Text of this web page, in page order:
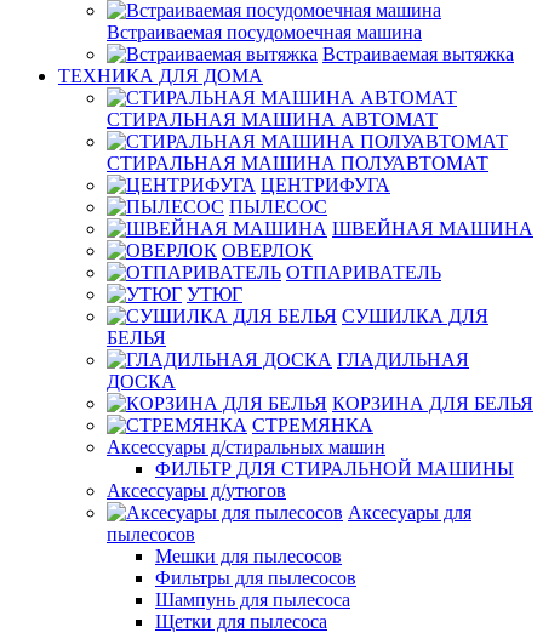
Встраиваемая посудомоечная машина
Встраиваемая вытяжка
ТЕХНИКА ДЛЯ ДОМА
СТИРАЛЬНАЯ МАШИНА АВТОМАТ
СТИРАЛЬНАЯ МАШИНА ПОЛУАВТОМАТ
ЦЕНТРИФУГА
ПЫЛЕСОС
ШВЕЙНАЯ МАШИНА
ОВЕРЛОК
ОТПАРИВАТЕЛЬ
УТЮГ
СУШИЛКА ДЛЯ
БЕЛЬЯ
ГЛАДИЛЬНАЯ
ДОСКА
КОРЗИНА ДЛЯ БЕЛЬЯ
СТРЕМЯНКА
Аксессуары д/стиральных машин
ФИЛЬТР ДЛЯ СТИРАЛЬНОЙ МАШИНЫ
Аксессуары д/утюгов
Аксесуары для
пылесосов
Мешки для пылесосов
Фильтры для пылесосов
Шампунь для пылесоса
Щетки для пылесоса